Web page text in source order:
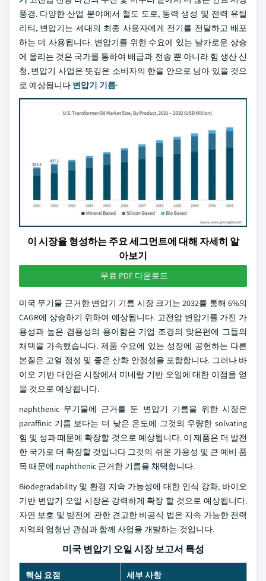
풍경. 다양한 산업 분야에서 철도 도로, 동력 생성 및 전력 유틸
리티, 변압기는 세대의 최종 사용자에게 전기를 전달하고 배포
하는 데 사용됩니다. 변압기를 위한 수요에 있는 날카로운 상승
에 올리는 것은 국가를 통하여 배급과 전송 뿐 아니라 힘 생산 신
청, 변압기 사업은 뜻깊은 소비자의 한을 안으로 남아 있을 것으
로 예상됩니다 변압기 기름·
이 시장을 형성하는 주요 세그먼트에 대해 자세히 알
아보기
무료 PDF 다운로드
미국 무기물 근거한 변압기 기름 시장 크기는 2032를 통해 6%의
CAGR에 상승하기 위하여 예상됩니다. 고전압 변압기를 가진 가
용성과 높은 겸용성의 용이함은 기업 조경의 맞은편에 그들의
채택을 가속했습니다. 제품 수요에 있는 성장에 공헌하는 다른
본질은 고열 점성 및 좋은 산화 안정성을 포함합니다. 그러나 바
이오 기반 대안은 시장에서 미네랄 기반 오일에 대한 이점을 얻
을 것으로 예상됩니다.
naphthenic 무기물에 근거를 둔 변압기 기름을 위한 시장은
paraffinic 기름 보다는 더 낮은 온도에 그것의 우량한 solvating
힘 및 성과 때문에 확장할 것으로 예상됩니다. 이 제품은 더 발전
한 국가로 더 확장할 것입니다 그것의 쉬운 가용성 및 큰 예비 품
목 때문에 naphthenic 근거한 기름을 채택합니다.
Biodegradability 및 환경 지속 가능성에 대한 인식 강화, 바이오
기반 변압기 오일 시장은 강력하게 확장 할 것으로 예상됩니다.
자연 보호 및 방전에 관한 견고한 비공식 법은 지속 가능한 전력
지역의 엄청난 관심과 함께 사업을 개발하는 것입니다.
미국 변압기 오일 시장 보고서 특성
핵심 요점 세부 사항